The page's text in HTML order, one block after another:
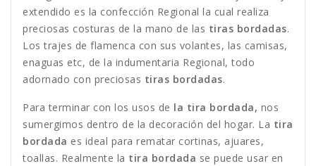
extendido es la confección Regional la cual realiza
preciosas costuras de la mano de las tiras bordadas.
Los trajes de flamenca con sus volantes, las camisas,
enaguas etc, de la indumentaria Regional, todo
adornado con preciosas tiras bordadas.
Para terminar con los usos de la tira bordada, nos
sumergimos dentro de la decoración del hogar. La tira
bordada es ideal para rematar cortinas, ajuares,
toallas. Realmente la tira bordada se puede usar en